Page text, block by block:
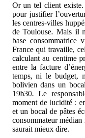
Or un tel client
pour justifier
les centres-villes
de Toulouse. Mais il
base consommatrice
France qui travaille,
calculant au centime
entre la facture
temps, ni le budget,
bolivien dans un
19h30. Le
moment de lucidité :
et un bocal de pâtes
consommateur médian
saurait mieux dire.